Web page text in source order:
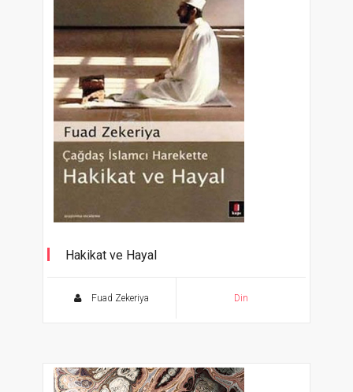
Hakikat ve Hayal
Fuad Zekeriya Din